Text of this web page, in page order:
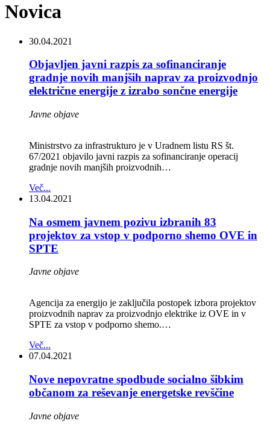
Novica
30.04.2021
Objavljen javni razpis za sofinanciranje
gradnje novih manjših naprav za proizvodnjo
električne energije z izrabo sončne energije
Javne objave
Ministrstvo za infrastrukturo je v Uradnem listu RS št.
67/2021 objavilo javni razpis za sofinanciranje operacij
gradnje novih manjših proizvodnih…
Več...
13.04.2021
Na osmem javnem pozivu izbranih 83
projektov za vstop v podporno shemo OVE in
SPTE
Javne objave
Agencija za energijo je zaključila postopek izbora projektov
proizvodnih naprav za proizvodnjo elektrike iz OVE in v
SPTE za vstop v podporno shemo.…
Več...
07.04.2021
Nove nepovratne spodbude socialno šibkim
občanom za reševanje energetske revščine
Javne objave